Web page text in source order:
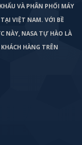
VÀ PHÂN PHỐI MÁY
VIỆT NAM. VỚI BỀ
NÀY, NASA TỰ HÀO LÀ
HÀNG TRÊN